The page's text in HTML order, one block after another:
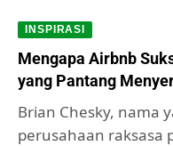
INSPIRASI
Mengapa Airbnb
yang Pantang
Brian Chesky, nama
perusahaan raksasa